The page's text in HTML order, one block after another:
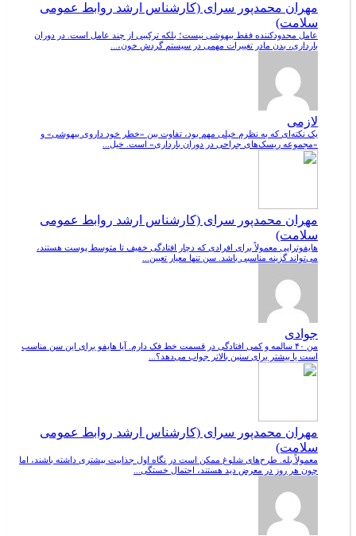
مهران محمدپور سرای (کارشناس ارشد روابط عمومی
سلامت)
عامل محدودکننده فقط بیهوشی نیست؛ بلکه ترکیبی از چند عامل است. در دوران
بارداری، بدن مادر تغییرات مهمی در سیستم گردش خون،...
لازمی
یک نکته‌ای که به نظرم خیلی مهم بود، تفاوت بین «خطر خود داروی بیهوشی» و
«مجموعه ریسک‌های جراحی در دوران بارداری» است. خیل...
مهران محمدپور سرای (کارشناس ارشد روابط عمومی
سلامت)
هایفوتراپی معمولاً برای افرادی که دچار افتادگی خفیف تا متوسط پوست هستند،
می‌تواند گزینه مناسبی باشد. سن تنها معیار تعیین...
جوادی
من ۴۰ سالمه و کمی افتادگی در قسمت خط فک دارم. آیا هایفو برای این سن مناسب
است یا بیشتر برای سنین بالاتر جواب می‌دهد؟...
مهران محمدپور سرای (کارشناس ارشد روابط عمومی
سلامت)
معمولاً بله. طرح‌های شلوغ ممکن است در نگاه اول جذابیت بیشتری داشته باشند، اما
چون هر روز در معرض دید هستند، احتمال خستگی...